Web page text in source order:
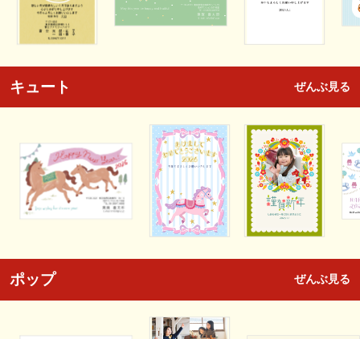
キュート ぜんぶ見る
ポップ ぜんぶ見る